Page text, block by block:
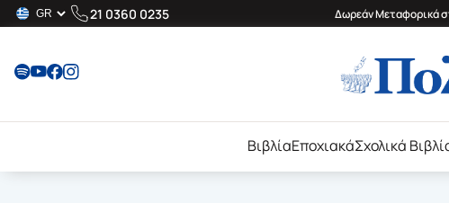
21 0360 0235 Δωρεάν Μεταφορικά
ΒιβλίαΕποχιακάΣχολικά